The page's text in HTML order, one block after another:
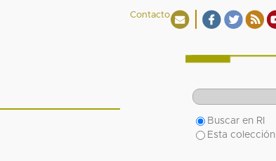
Contacto
Buscar en RI
Esta colección